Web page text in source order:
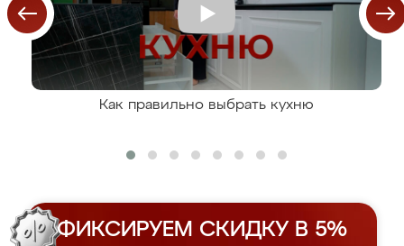
Как правильно выбрать кухню
ФИКСИРУЕМ СКИДКУ В 5%